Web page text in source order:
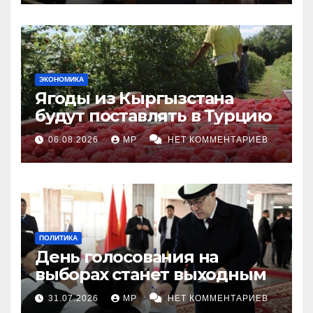
ЭКОНОМИКА
Ягоды из Кыргызстана
будут поставлять в Турцию
06.08.2026 MP НЕТ КОММЕНТАРИЕВ
ПОЛИТИКА
День голосования на
выборах станет выходным
31.07.2026 MP НЕТ КОММЕНТАРИЕВ